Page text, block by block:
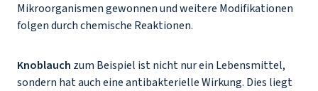
Mikroorganismen gewonnen und weitere Modifikationen
folgen durch chemische Reaktionen.
Knoblauch zum Beispiel ist nicht nur ein Lebensmittel,
sondern hat auch eine antibakterielle Wirkung. Dies liegt